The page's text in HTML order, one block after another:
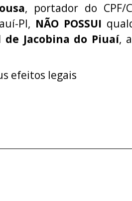
, portador do CPF/
PI, NÃO POSSUI
Jacobina do Piuaí,
efeitos legais